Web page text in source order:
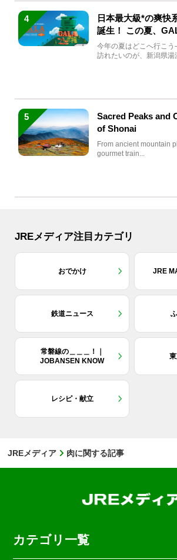
4
日本最大級*の爽快
誕生！ この夏、
生まれ変わる
今年の夏はどこへ行こ
訪れたいのが、新潟県
5
Sacred Peaks and
of Shonai
From ancient mountain
gourmet train...
JREメディア注目カテゴリ
おでかけ JRE
鉄道ニュース
常磐線の＿＿＿！｜
JOBANSEN KNOW
レシピ・献立
JREメディア 肉に関する記事
カテゴリ一覧